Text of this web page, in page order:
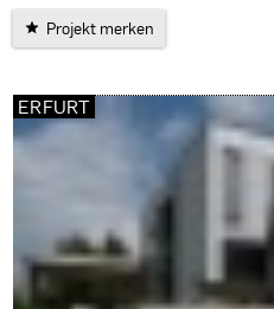
Projekt merken
ERFURT